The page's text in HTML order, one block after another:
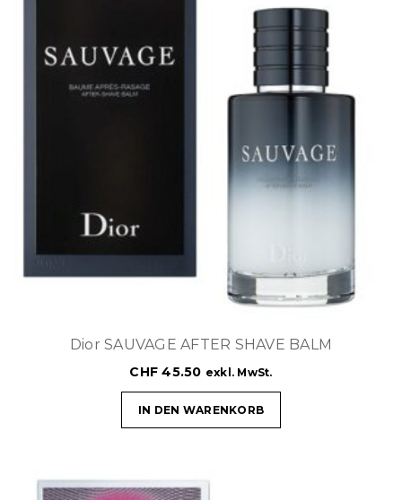
Dior SAUVAGE AFTER SHAVE BALM
CHF 45.50 exkl. MwSt.
IN DEN WARENKORB